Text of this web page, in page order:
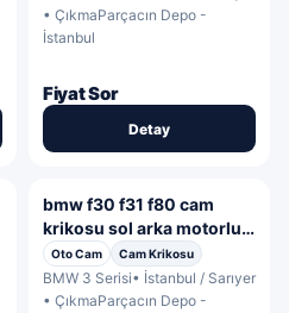
• ÇıkmaParçacın Depo -
İstanbul
Fiyat Sor
Detay
bmw f30 f31 f80 cam
krikosu sol arka motorlu
7351049 7281887 OEM
7351049
Oto Cam Cam Krikosu
BMW 3 Serisi• İstanbul / Sarıyer
• ÇıkmaParçacın Depo -